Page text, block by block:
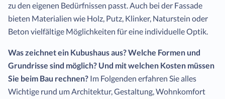
zu den eigenen Bedürfnissen passt. Auch bei der Fassade
bieten Materialien wie Holz, Putz, Klinker, Naturstein oder
Beton vielfältige Möglichkeiten für eine individuelle Optik.
Was zeichnet ein Kubushaus aus? Welche Formen und
Grundrisse sind möglich? Und mit welchen Kosten müssen
Sie beim Bau rechnen? Im Folgenden erfahren Sie alles
Wichtige rund um Architektur, Gestaltung, Wohnkomfort